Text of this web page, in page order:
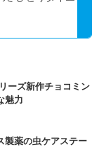
ーズ新作チョコミン
魅力
製薬の虫ケアステー